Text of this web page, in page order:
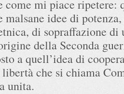
come mi piace ripetere:
malsane idee di
di sopraffazione di
della Seconda
a quell’idea di
che si chiama
unita.